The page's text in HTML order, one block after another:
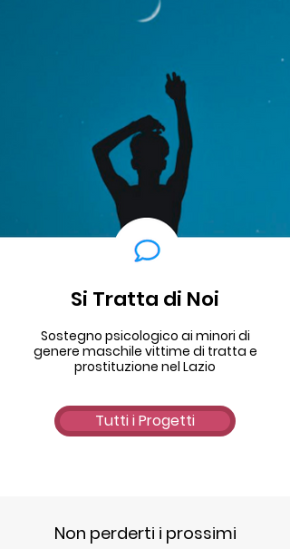
Si Tratta di Noi
Sostegno psicologico ai minori di
genere maschile vittime di tratta e
prostituzione nel Lazio
Tutti i Progetti
Non perderti i prossimi